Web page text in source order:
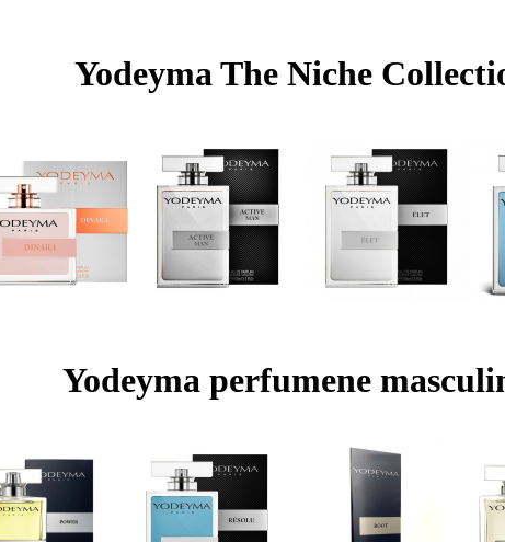
Yodeyma The Niche
Yodeyma perfumene